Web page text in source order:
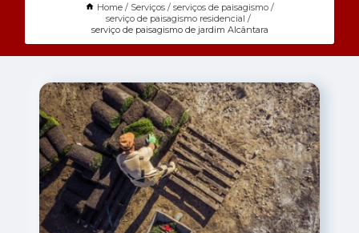
Home Serviços
serviços de paisagismo
serviço de paisagismo residencial
serviço de paisagismo de jardim Alcântara